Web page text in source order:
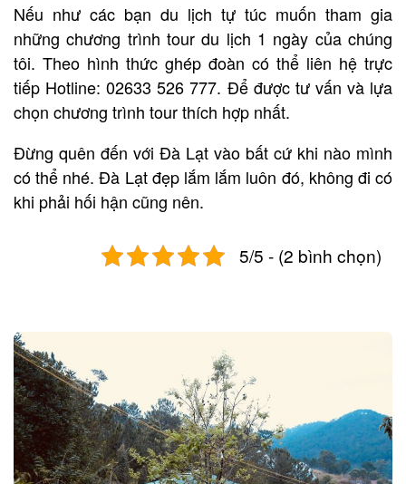
Nếu như các bạn du lịch tự túc muốn tham gia
những chương trình tour du lịch 1 ngày của chúng
tôi. Theo hình thức ghép đoàn có thể liên hệ trực
tiếp Hotline: 02633 526 777. Để được tư vấn và lựa
chọn chương trình tour thích hợp nhất.
Đừng quên đến với Đà Lạt vào bất cứ khi nào mình
có thể nhé. Đà Lạt đẹp lắm lắm luôn đó, không đi có
khi phải hối hận cũng nên.
5/5 - (2 bình chọn)
Post
navigation